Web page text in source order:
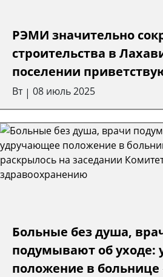
РЭМИ значительно
строительства в
поселении
Вт| 08 июль 2025
Больные без душа,
подумывают об уходе:
положение в больнице